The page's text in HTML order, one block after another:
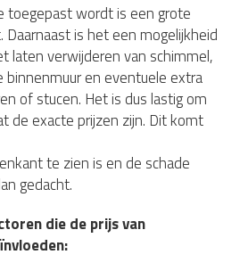
toegepast wordt is een grote
is het een mogelijkheid
laten verwijderen van schimmel,
en eventuele extra
of stucen. Het is dus lastig om
de exacte prijzen zijn. Dit komt
te zien is en de schade
gedacht.
die de prijs van